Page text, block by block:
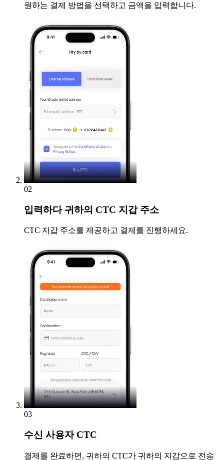
원하는 결제 방법을 선택하고 금액을 입력합니다.
02
입력하다귀하의 CTC 지갑 주소
CTC 지갑 주소를 제공하고 결제를 진행하세요.
03
수신 사용자 CTC
결제를 완료하면, 귀하의 CTC가 귀하의 지갑으로 전송